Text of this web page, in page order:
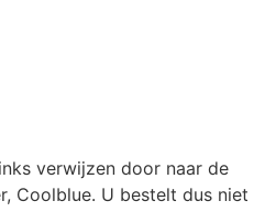
verwijzen door naar de
Coolblue. U bestelt dus niet